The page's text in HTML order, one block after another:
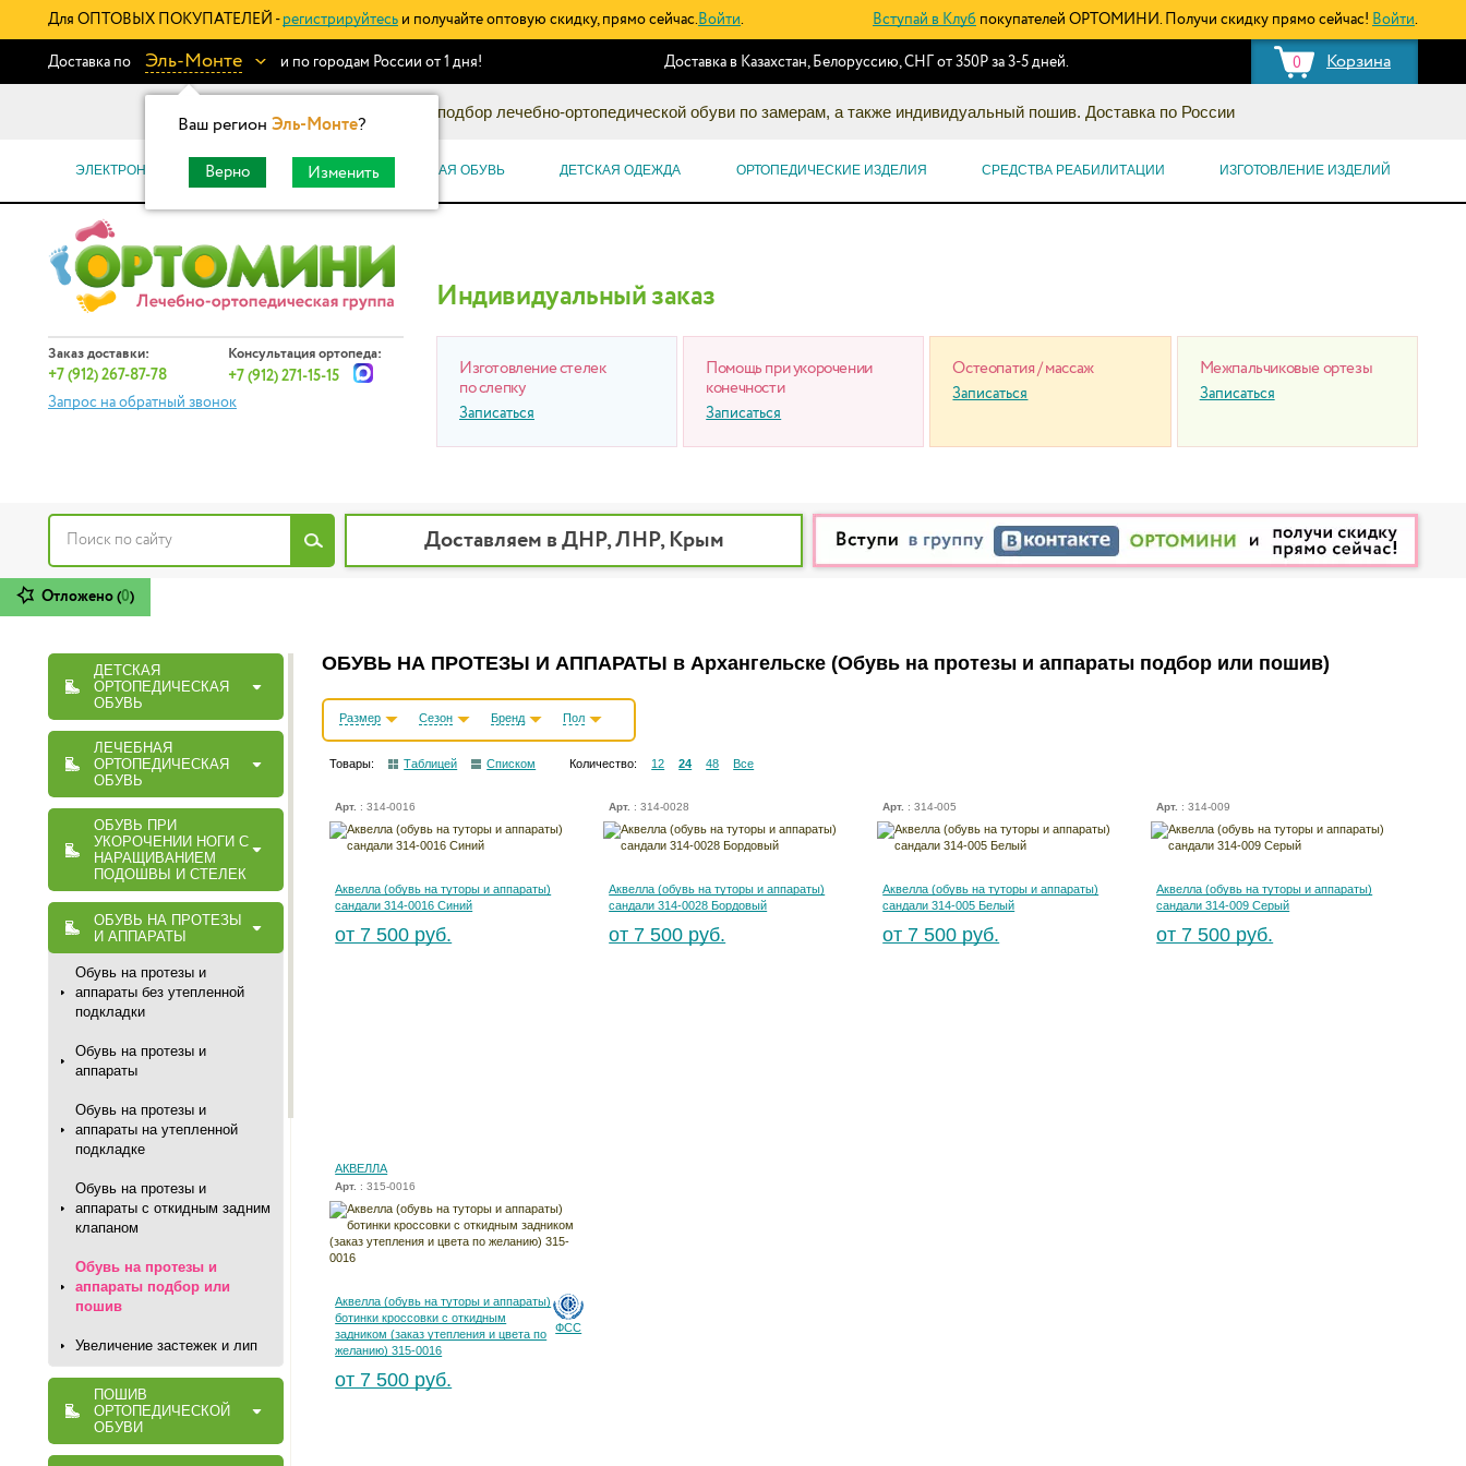
Для ОПТОВЫХ ПОКУПАТЕЛЕЙ - регистрируйтесь и получайте оптовую скидку, прямо сейчас.Войти. Вступай в Клуб покупателей ОРТОМИНИ. Получи скидку прямо сейчас! Войти.
Доставка по Эль-Монте
Ваш регион Эль-Монте?
Верно Изменить
и по городам России от 1 дня! 0 Корзина
Доставка в Казахстан, Белоруссию, СНГ от 350Р за 3-5 дней.
Информационный каталог: подбор лечебно-ортопедической обуви по замерам, а также индивидуальный пошив. Доставка по России
ЭЛЕКТРОННЫЕ СЕРТИФИКАТЫ ОРТОПЕДИЧЕСКАЯ ОБУВЬ ДЕТСКАЯ ОДЕЖДА ОРТОПЕДИЧЕСКИЕ ИЗДЕЛИЯ СРЕДСТВА РЕАБИЛИТАЦИИ ИЗГОТОВЛЕНИЕ ИЗДЕЛИЙ
Заказ доставки:
+7 (912) 267-87-78
Консультация ортопеда:
+7 (912) 271-15-15
Запрос на обратный звонок
Индивидуальный заказ
Изготовление стелек
по слепку
Записаться
Помощь при укорочении
конечности
Записаться
Остеопатия / массаж
Записаться
Межпальчиковые ортезы
Записаться
Доставляем в ДНР, ЛНР, Крым
Отложено (0)
ДЕТСКАЯ
ОРТОПЕДИЧЕСКАЯ
ОБУВЬ
ЛЕЧЕБНАЯ
ОРТОПЕДИЧЕСКАЯ
ОБУВЬ
ОБУВЬ ПРИ
УКОРОЧЕНИИ НОГИ С
НАРАЩИВАНИЕМ
ПОДОШВЫ И СТЕЛЕК
ОБУВЬ НА ПРОТЕЗЫ
И АППАРАТЫ
Обувь на протезы и
аппараты без утепленной
подкладки
Обувь на протезы и
аппараты
Обувь на протезы и
аппараты на утепленной
подкладке
Обувь на протезы и
аппараты с откидным задним
клапаном
Обувь на протезы и
аппараты подбор или
пошив
Увеличение застежек и лип
ПОШИВ
ОРТОПЕДИЧЕСКОЙ
ОБУВИ
ОБУВЬ НА ПРОТЕЗЫ И АППАРАТЫ в Архангельске(Обувь на протезы и аппараты подбор или пошив)
Размер Сезон Бренд Пол
Товары: Таблицей Списком Количество: 12 24 48 Все
Арт. : 314-0016
Аквелла (обувь на туторы и аппараты)
сандали 314-0016 Синий
от 7 500 руб.
Арт. : 314-0028
Аквелла (обувь на туторы и аппараты)
сандали 314-0028 Бордовый
от 7 500 руб.
Арт. : 314-005
Аквелла (обувь на туторы и аппараты)
сандали 314-005 Белый
от 7 500 руб.
Арт. : 314-009
Аквелла (обувь на туторы и аппараты)
сандали 314-009 Серый
от 7 500 руб.
АКВЕЛЛА
Арт. : 315-0016
ФСС
Аквелла (обувь на туторы и аппараты)
ботинки кроссовки с откидным
задником (заказ утепления и цвета по
желанию) 315-0016
от 7 500 руб.